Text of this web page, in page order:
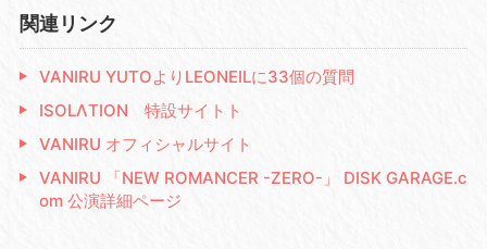
関連リンク
VANIRU YUTOよりLEONEILに33個の質問
ISOLΛTION 特設サイトト
VANIRU オフィシャルサイト
VANIRU 「NEW ROMANCER -ZERO-」 DISK GARAGE.c
om 公演詳細ページ